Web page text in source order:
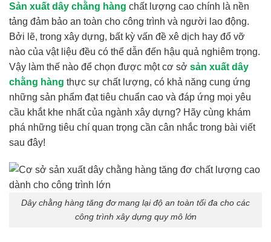
Sản xuất dây chằng hàng chất lượng cao chính là nền
tảng đảm bảo an toàn cho công trình và người lao động.
Bởi lẽ, trong xây dựng, bất kỳ vấn đề xê dịch hay đổ vỡ
nào của vật liệu đều có thể dẫn đến hậu quả nghiêm trọng.
Vậy làm thế nào để chọn được một cơ sở sản xuất dây
chằng hàng thực sự chất lượng, có khả năng cung ứng
những sản phẩm đạt tiêu chuẩn cao và đáp ứng mọi yêu
cầu khắt khe nhất của ngành xây dựng? Hãy cùng khám
phá những tiêu chí quan trọng cần cân nhắc trong bài viết
sau đây!
Dây chằng hàng tăng đơ mang lại độ an toàn tối đa cho các
công trình xây dựng quy mô lớn